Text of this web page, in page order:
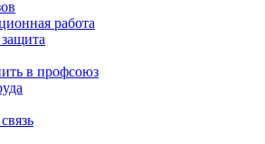
работа
в профсоюз